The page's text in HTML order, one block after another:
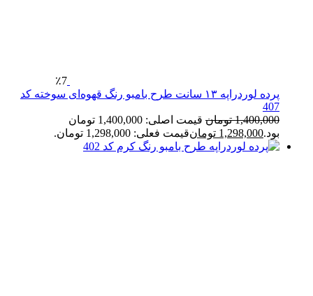
٪7
پرده لوردراپه ۱۳ سانت طرح بامبو رنگ قهوه‌ای سوخته کد
407
1,400,000 تومان
قیمت اصلی: 1,400,000 تومان
بود.1,298,000 تومانقیمت فعلی: 1,298,000 تومان.